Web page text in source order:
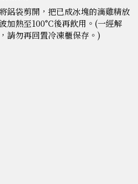
鋁袋剪開，把已成冰塊的滴雞精放
加熱至100°C後再飲用。(一經解
請勿再回置冷凍櫃保存。)